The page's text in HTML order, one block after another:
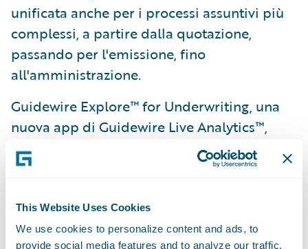
This Website Uses Cookies
We use cookies to personalize content and ads, to
provide social media features and to analyze our traffic.
unificata anche per i processi assuntivi più
complessi, a partire dalla quotazione,
passando per l'emissione, fino
all'amministrazione.
Guidewire Explore™ for Underwriting, una
nuova app di Guidewire Live Analytics™,
trasmette in tempo reale i dati
dall'Underwriting Management e aiuta i
nella maniera più appropriata i carichi di
lavoro correlati alla fase assuntiva per far